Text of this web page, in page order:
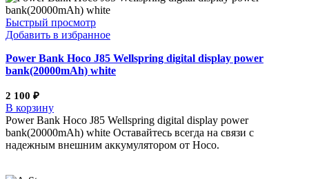
Быстрый просмотр
Добавить в избранное
Power Bank Hoco J85 Wellspring digital display power
bank(20000mAh) white
2 100 ₽
В корзину
Power Bank Hoco J85 Wellspring digital display power
bank(20000mAh) white Оставайтесь всегда на связи с
надежным внешним аккумулятором от Hoco.